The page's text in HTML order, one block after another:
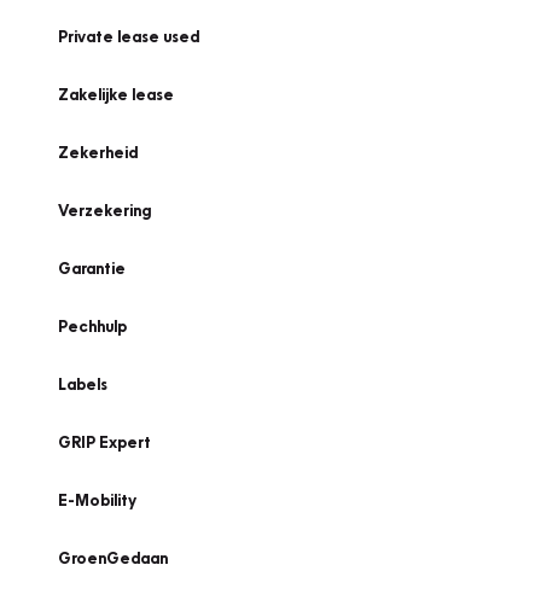
Private lease used
Zakelijke lease
Zekerheid
Verzekering
Garantie
Pechhulp
Labels
GRIP Expert
E-Mobility
GroenGedaan